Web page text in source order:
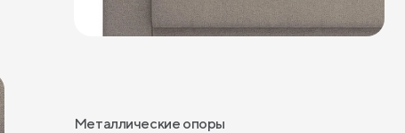
Металлические опоры